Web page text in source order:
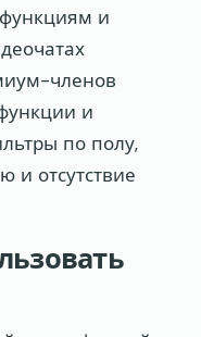
и
членов
и
по полу,
и отсутствие